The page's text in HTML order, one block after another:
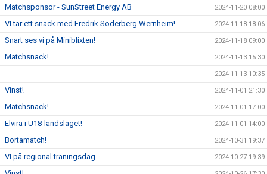
Matchsponsor - SunStreet Energy AB 2024-11-20 08:00
VI tar ett snack med Fredrik Söderberg Wernheim! 2024-11-18 18:06
Snart ses vi på Miniblixten! 2024-11-18 09:00
Matchsnack! 2024-11-13 15:30
2024-11-13 10:35
Vinst! 2024-11-01 21:30
Matchsnack! 2024-11-01 17:00
Elvira i U18-landslaget! 2024-11-01 14:00
Bortamatch! 2024-10-31 19:37
VI på regional träningsdag 2024-10-27 19:39